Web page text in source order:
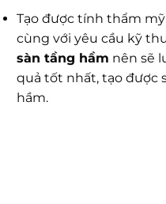
Tạo được tính thẩm mỹ
cùng với yêu cầu kỹ
sàn tầng hầm nên sẽ
quả tốt nhất, tạo được
hầm.